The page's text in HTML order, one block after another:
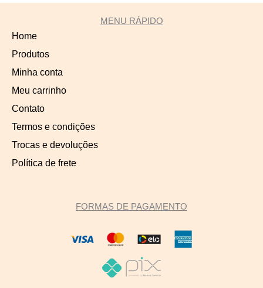
MENU RÁPIDO
Home
Produtos
Minha conta
Meu carrinho
Contato
Termos e condições
Trocas e devoluções
Política de frete
FORMAS DE PAGAMENTO